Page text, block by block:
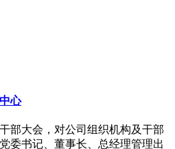
心
部大会，对公司组织机构及干部
委书记、董事长、总经理管理出